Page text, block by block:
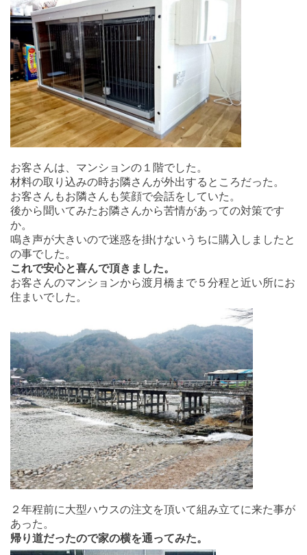
お客さんは、マンションの１階でした。
材料の取り込みの時お隣さんが外出するところだった。
お客さんもお隣さんも笑顔で会話をしていた。
後から聞いてみたお隣さんから苦情があっての対策です
か。
鳴き声が大きいので迷惑を掛けないうちに購入しましたと
の事でした。
これで安心と喜んで頂きました。
お客さんのマンションから渡月橋まで５分程と近い所にお
住まいでした。
２年程前に大型ハウスの注文を頂いて組み立てに来た事が
あった。
帰り道だったので家の横を通ってみた。